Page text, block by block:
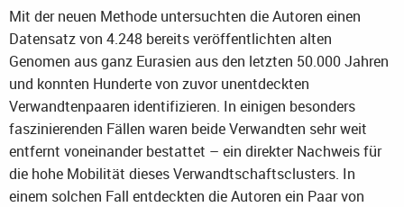
Mit der neuen Methode untersuchten die Autoren einen
Datensatz von 4.248 bereits veröffentlichten alten
Genomen aus ganz Eurasien aus den letzten 50.000 Jahren
und konnten Hunderte von zuvor unentdeckten
Verwandtenpaaren identifizieren. In einigen besonders
faszinierenden Fällen waren beide Verwandten sehr weit
entfernt voneinander bestattet – ein direkter Nachweis für
die hohe Mobilität dieses Verwandtschaftsclusters. In
einem solchen Fall entdeckten die Autoren ein Paar von